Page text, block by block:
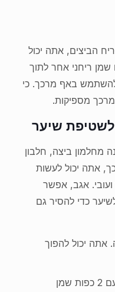
הביצים, אתה יכול
ריחני אחר לתוך
להשתמש באף מרכך. כי
מספיקות.
שיער
מחלמון ביצה, חלבון
אתה יכול לעשות
אגב, אפשר
כדי להסיר גם
אתה יכול להפוך
מערבבים ומקציפים חלבון ביצה עם 2 כפות שמן